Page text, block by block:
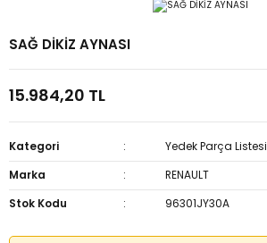
SAĞ DİKİZ AYNASI
15.984,20 TL
Kategori
Yedek Parça Listesi
Marka
RENAULT
Stok Kodu
96301JY30A